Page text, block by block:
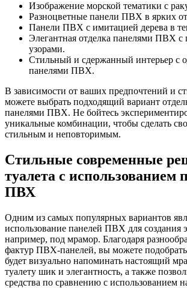
Изображение морской тематики с
Разноцветные панели ПВХ в ярких
Панели ПВХ с имитацией дерева в
Элегантная отделка панелями ПВХ с
узорами.
Стильный и сдержанный интерьер с
панелями ПВХ.
В зависимости от ваших предпочтений и
можете выбрать подходящий вариант
панелями ПВХ. Не бойтесь
уникальные комбинации, чтобы сделать
стильным и неповторимым.
Стильные современные
туалета с использованием
ПВХ
Одним из самых популярных вариантов
использование панелей ПВХ для создания
например, под мрамор. Благодаря
фактур ПВХ-панелей, вы можете подобрать
будет визуально напоминать настоящий
туалету шик и элегантность, а также
средства по сравнению с использованием